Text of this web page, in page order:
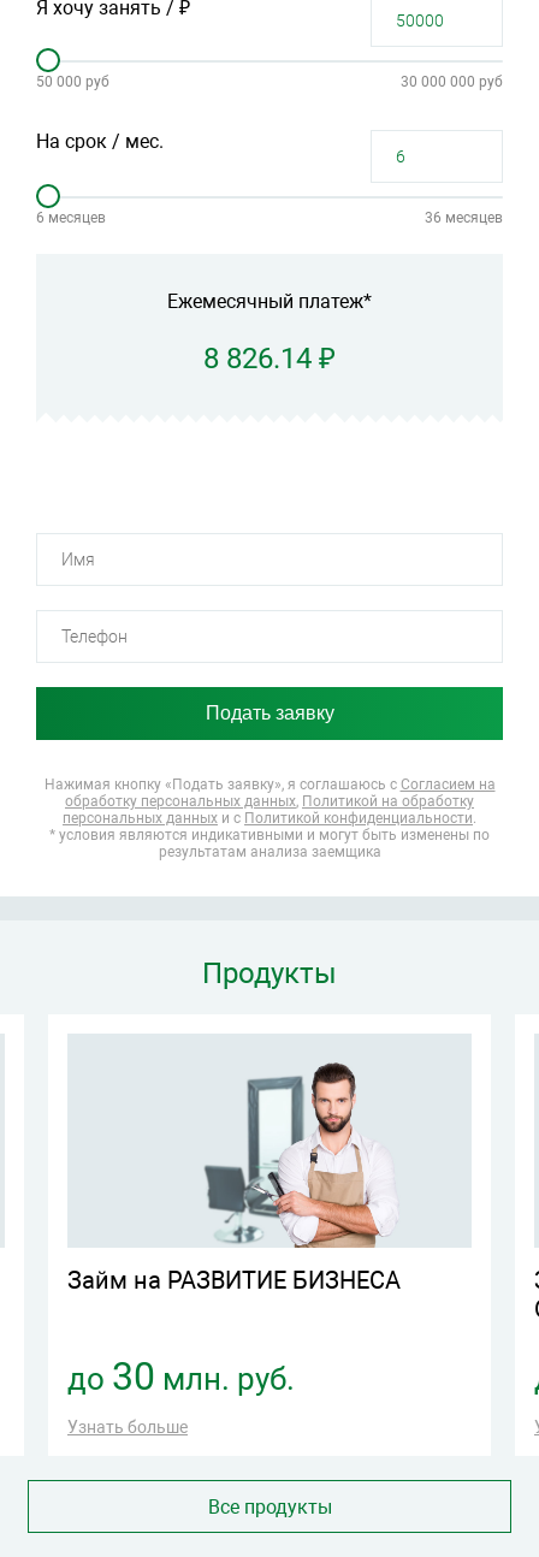
Я хочу занять / ₽
50 000 руб 30 000 000 руб
На срок / мес.
6 месяцев 36 месяцев
Ежемесячный платеж*
8 826.14 ₽
Нажимая кнопку «Подать заявку», я соглашаюсь с Согласием на
обработку персональных данных, Политикой на обработку
персональных данных и с Политикой конфиденциальности.
* условия являются индикативными и могут быть изменены по
результатам анализа заемщика
Продукты
Займ на РАЗВИТИЕ БИЗНЕСА
до 30 млн. руб.
Узнать больше
Все продукты